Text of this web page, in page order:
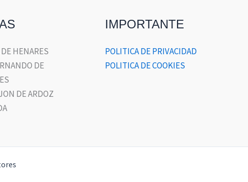
HENARES
DE
DE ARDOZ
IMPORTANTE
POLITICA DE PRIVACIDAD
POLITICA DE COOKIES